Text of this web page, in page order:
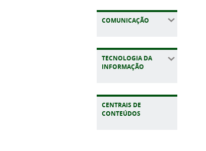
COMUNICAÇÃO
TECNOLOGIA DA
INFORMAÇÃO
CENTRAIS DE
CONTEÚDOS